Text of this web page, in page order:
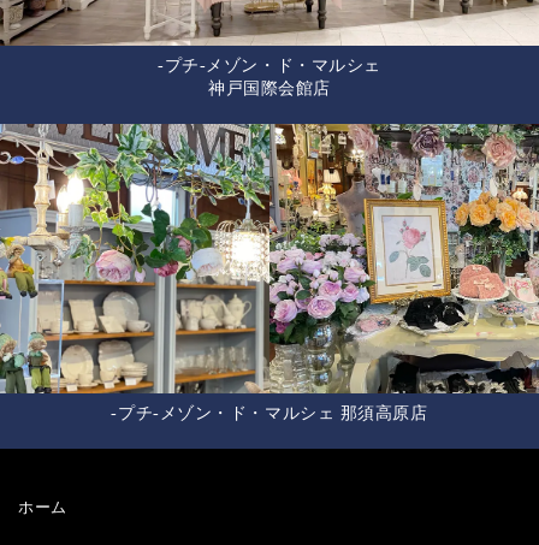
-プチ-メゾン・ド・マルシェ
神戸国際会館店
-プチ-メゾン・ド・マルシェ 那須高原店
ホーム